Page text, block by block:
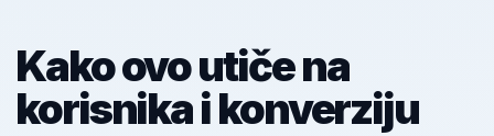
Kako ovo utiče na
korisnika i konverziju